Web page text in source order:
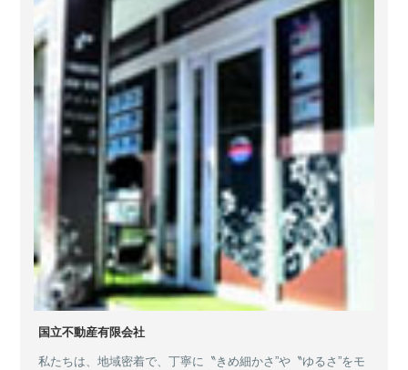
国立不動産有限会社
私たちは、地域密着で、丁寧に〝きめ細かさ”や〝ゆるさ”をモ